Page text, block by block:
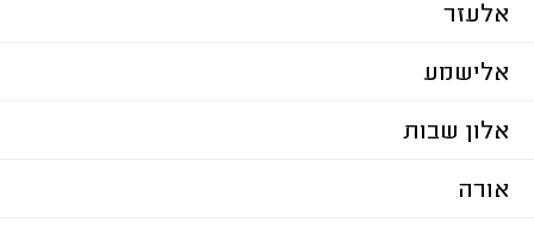
אלעזר
אלישמע
אלון שבות
אורה